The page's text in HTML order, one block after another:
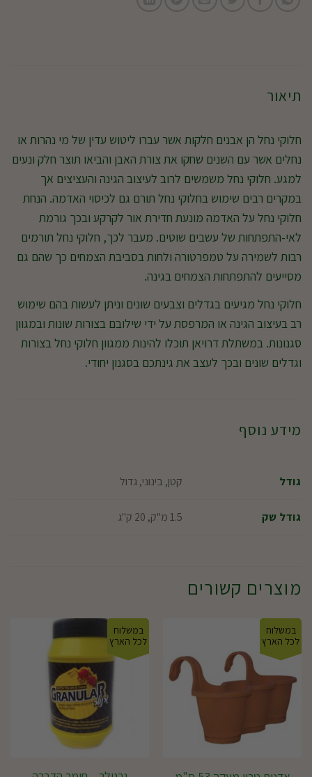
תיאור
חלוקי נחל הן אבנים חלקות אשר עברו ליטוש עדין של מי נהרות או
נחלים אשר עם השנים שחקו את צורת האבן והביאו תוצר חלק ונעים
למגע. חלוקי נחל משמשים לרוב לעיצוב הגינה והעציצים אך
במקרים רבים שימוש בחלוקי נחל תורם גם לכיסוי האדמה. הנחת
חלוקי נחל על האדמה מונעת חדירת אור לקרקע ובכך גורמת
לאי-התפתחות של עשבים שוטים. מעבר לכך, חלוקי נחל תורמים
רבות לשמירה על טמפרטורה ולחות בסביבת הצמחים כך שהם גם
מסייעים להתפתחות הצמחים בגינה.
חלוקי נחל מגיעים בגדלים וצבעים שונים וניתן לעשות בהם שימוש
רב בעיצוב הגינה או המרפסת על ידי שילובם בצורות שונות ובמגוון
סגנונות. במשתלת דרויאן תוכלו להינות ממגוון חלוקי נחל בצורות
וגדלים שונים ובכך לעצב את גינתכם בסגנון יחודי.
מידע נוסף
גודל קטן, בינוני, גדול
גודל שק 1.5 מ"ק, 20 ק"ג
מוצרים קשורים
במשלוח
לכל הארץ
במשלוח
לכל הארץ